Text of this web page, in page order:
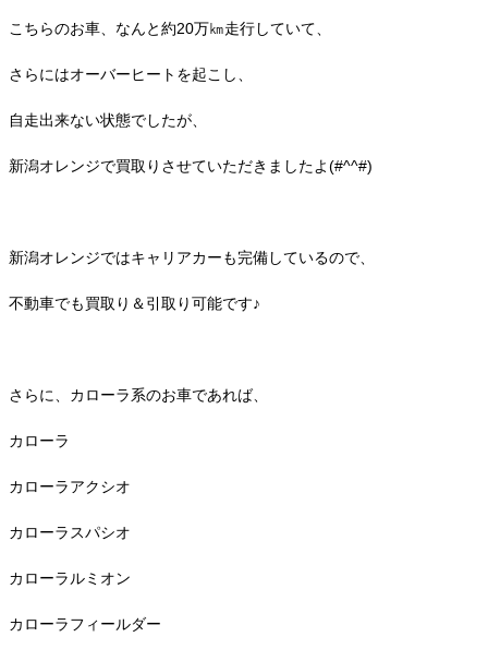
こちらのお車、なんと約20万㎞走行していて、
さらにはオーバーヒートを起こし、
自走出来ない状態でしたが、
新潟オレンジで買取りさせていただきましたよ(#^^#)
新潟オレンジではキャリアカーも完備しているので、
不動車でも買取り＆引取り可能です♪
さらに、カローラ系のお車であれば、
カローラ
カローラアクシオ
カローラスパシオ
カローラルミオン
カローラフィールダー